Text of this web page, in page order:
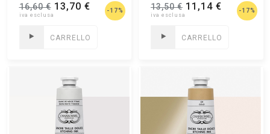
16,60 €13,70 € -17%
CARRELLO
13,50 € 11,14 € -17%
CARRELLO